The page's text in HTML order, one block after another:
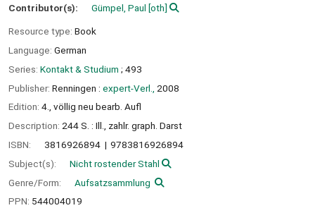
Contributor(s): Gümpel, Paul [oth]
Resource type: Book
Language: German
Series: Kontakt & Studium ; 493
Publisher: Renningen : expert-Verl.,
2008
Edition: 4., völlig neu bearb. Aufl
Description: 244 S. : Ill., zahlr. graph. Darst
ISBN:
3816926894
9783816926894
Subject(s):
Nicht rostender Stahl
Genre/Form:
Aufsatzsammlung
PPN: 544004019